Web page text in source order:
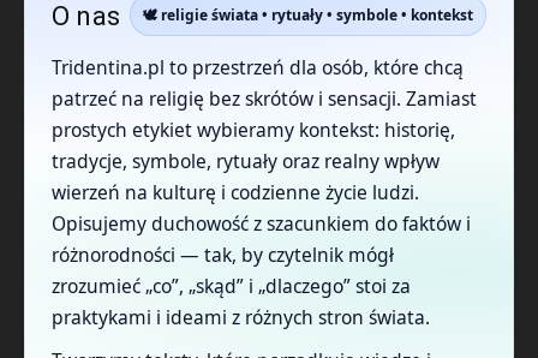
O nas 🕊️ religie świata • rytuały • symbole • kontekst
Tridentina.pl to przestrzeń dla osób, które chcą
patrzeć na religię bez skrótów i sensacji. Zamiast
prostych etykiet wybieramy kontekst: historię,
tradycje, symbole, rytuały oraz realny wpływ
wierzeń na kulturę i codzienne życie ludzi.
Opisujemy duchowość z szacunkiem do faktów i
różnorodności — tak, by czytelnik mógł
zrozumieć „co”, „skąd” i „dlaczego” stoi za
praktykami i ideami z różnych stron świata.